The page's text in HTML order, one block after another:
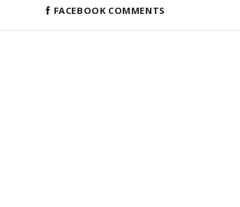
FACEBOOK COMMENTS